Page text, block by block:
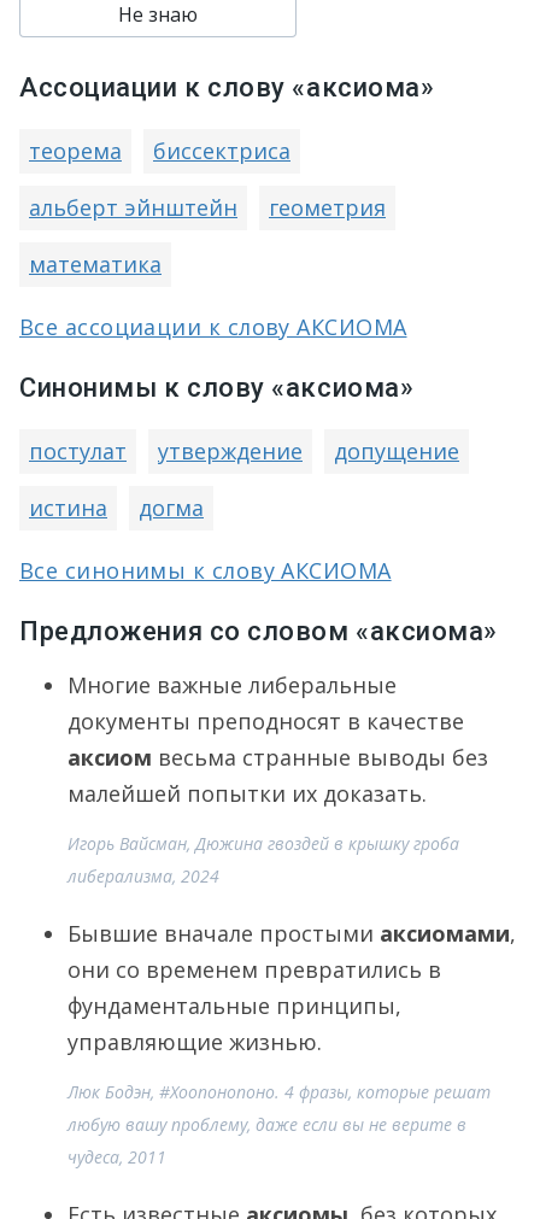
Не знаю
Ассоциации к слову «аксиома»
теорема
биссектриса
альберт эйнштейн
геометрия
математика
Все ассоциации к слову АКСИОМА
Синонимы к слову «аксиома»
постулат утверждение
допущение
истина
догма
Все синонимы к слову АКСИОМА
Предложения со словом «аксиома»
Многие важные либеральные
документы преподносят в качестве
аксиом весьма странные выводы без
малейшей попытки их доказать.
Игорь Вайсман, Дюжина гвоздей в крышку гроба
либерализма, 2024
Бывшие вначале простыми аксиомами,
они со временем превратились в
фундаментальные принципы,
управляющие жизнью.
Люк Бодэн, #Хоопонопоно. 4 фразы, которые решат
любую вашу проблему, даже если вы не верите в
чудеса, 2011